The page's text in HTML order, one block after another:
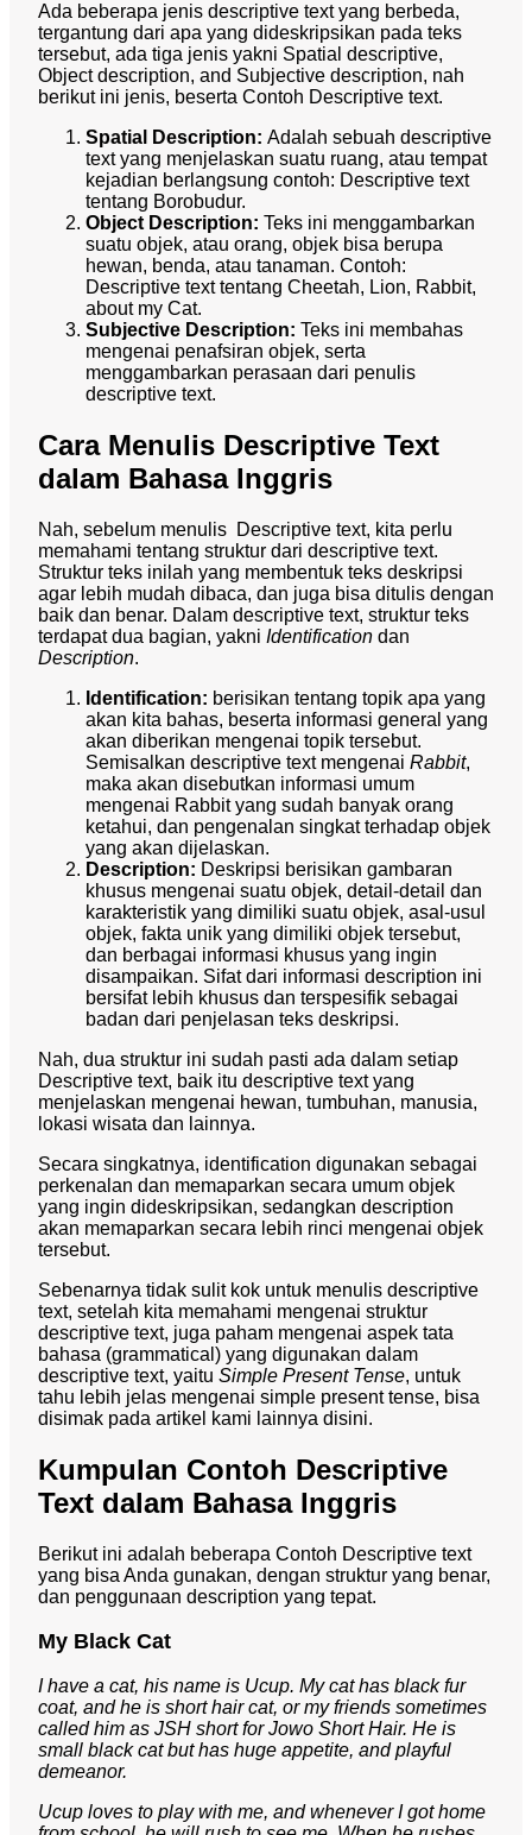
Ada beberapa jenis descriptive text yang berbeda,
tergantung dari apa yang dideskripsikan pada teks
tersebut, ada tiga jenis yakni Spatial descriptive,
Object description, and Subjective description, nah
berikut ini jenis, beserta Contoh Descriptive text.
Spatial Description: Adalah sebuah descriptive
text yang menjelaskan suatu ruang, atau tempat
kejadian berlangsung contoh: Descriptive text
tentang Borobudur.
Object Description: Teks ini menggambarkan
suatu objek, atau orang, objek bisa berupa
hewan, benda, atau tanaman. Contoh:
Descriptive text tentang Cheetah, Lion, Rabbit,
about my Cat.
Subjective Description: Teks ini membahas
mengenai penafsiran objek, serta
menggambarkan perasaan dari penulis
descriptive text.
Cara Menulis Descriptive Text
dalam Bahasa Inggris
Nah, sebelum menulis Descriptive text, kita perlu
memahami tentang struktur dari descriptive text.
Struktur teks inilah yang membentuk teks deskripsi
agar lebih mudah dibaca, dan juga bisa ditulis dengan
baik dan benar. Dalam descriptive text, struktur teks
terdapat dua bagian, yakni Identification dan
Description.
Identification: berisikan tentang topik apa yang
akan kita bahas, beserta informasi general yang
akan diberikan mengenai topik tersebut.
Semisalkan descriptive text mengenai Rabbit,
maka akan disebutkan informasi umum
mengenai Rabbit yang sudah banyak orang
ketahui, dan pengenalan singkat terhadap objek
yang akan dijelaskan.
Description: Deskripsi berisikan gambaran
khusus mengenai suatu objek, detail-detail dan
karakteristik yang dimiliki suatu objek, asal-usul
objek, fakta unik yang dimiliki objek tersebut,
dan berbagai informasi khusus yang ingin
disampaikan. Sifat dari informasi description ini
bersifat lebih khusus dan terspesifik sebagai
badan dari penjelasan teks deskripsi.
Nah, dua struktur ini sudah pasti ada dalam setiap
Descriptive text, baik itu descriptive text yang
menjelaskan mengenai hewan, tumbuhan, manusia,
lokasi wisata dan lainnya.
Secara singkatnya, identification digunakan sebagai
perkenalan dan memaparkan secara umum objek
yang ingin dideskripsikan, sedangkan description
akan memaparkan secara lebih rinci mengenai objek
tersebut.
Sebenarnya tidak sulit kok untuk menulis descriptive
text, setelah kita memahami mengenai struktur
descriptive text, juga paham mengenai aspek tata
bahasa (grammatical) yang digunakan dalam
descriptive text, yaitu Simple Present Tense, untuk
tahu lebih jelas mengenai simple present tense, bisa
disimak pada artikel kami lainnya disini.
Kumpulan Contoh Descriptive
Text dalam Bahasa Inggris
Berikut ini adalah beberapa Contoh Descriptive text
yang bisa Anda gunakan, dengan struktur yang benar,
dan penggunaan description yang tepat.
My Black Cat
I have a cat, his name is Ucup. My cat has black fur
coat, and he is short hair cat, or my friends sometimes
called him as JSH short for Jowo Short Hair. He is
small black cat but has huge appetite, and playful
demeanor.
Ucup loves to play with me, and whenever I got home